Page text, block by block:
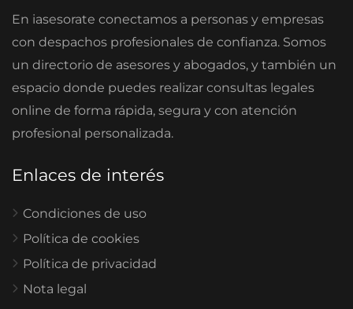
En iasesorate conectamos a personas y empresas
con despachos profesionales de confianza. Somos
un directorio de asesores y abogados, y también un
espacio donde puedes realizar consultas legales
online de forma rápida, segura y con atención
profesional personalizada.
Enlaces de interés
Condiciones de uso
Política de cookies
Política de privacidad
Nota legal